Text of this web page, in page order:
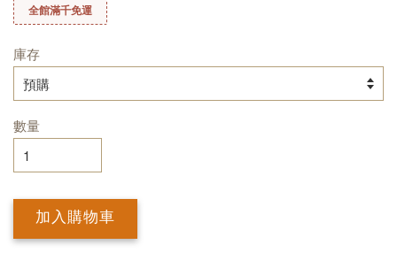
全館滿千免運
庫存
數量
加入購物車